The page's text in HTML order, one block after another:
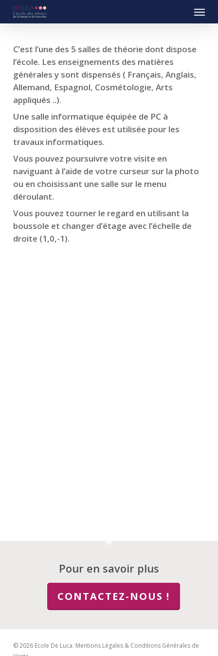
Menu
C’est l’une des 5 salles de théorie dont dispose
l’école. Les enseignements des matières
générales y sont dispensés ( Français, Anglais,
Allemand, Espagnol, Cosmétologie, Arts
appliqués ..).
Une salle informatique équipée de PC à
disposition des élèves est utilisée pour les
travaux informatiques.
Vous pouvez poursuivre votre visite en
naviguant à l’aide de votre curseur sur la photo
ou en choisissant une salle sur le menu
déroulant.
Vous pouvez tourner le regard en utilisant la
boussole et changer d’étage avec l’échelle de
droite (1,0,-1).
Pour en savoir plus
CONTACTEZ-NOUS !
© 2026 Ecole De Luca. Mentions Légales & Conditions Générales de